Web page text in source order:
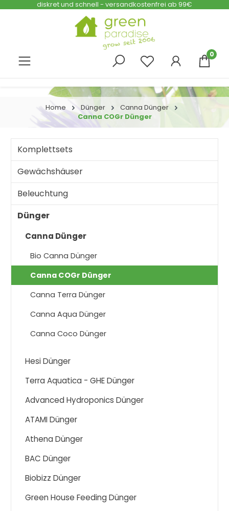
Zum Hauptinhalt springen
diskret und schnell - versandkostenfrei ab 99€
0
Home Dünger
Canna Dünger
Canna COGr Dünger
Komplettsets
Gewächshäuser
Beleuchtung
Dünger
Canna Dünger
Bio Canna Dünger
Canna COGr Dünger
Canna Terra Dünger
Canna Aqua Dünger
Canna Coco Dünger
Hesi Dünger
Terra Aquatica - GHE Dünger
Advanced Hydroponics Dünger
ATAMI Dünger
Athena Dünger
BAC Dünger
Biobizz Dünger
Green House Feeding Dünger